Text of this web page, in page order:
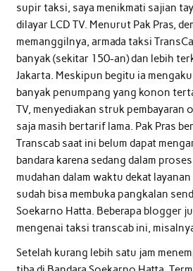
supir taksi, saya menikmati sajian
dilayar LCD TV. Menurut Pak Pras,
memanggilnya, armada taksi
banyak (sekitar 150-an) dan lebih
Jakarta. Meskipun begitu ia
banyak penumpang yang konon
TV, menyediakan struk pembayaran
saja masih bertarif lama. Pak Pras
Transcab saat ini belum dapat
bandara karena sedang dalam
mudahan dalam waktu dekat
sudah bisa membuka pangkalan
Soekarno Hatta. Beberapa blogger
mengenai taksi transcab ini,
Setelah kurang lebih satu jam